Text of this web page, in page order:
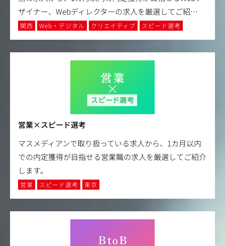
ザイナー、Webディレクターの求人を厳選してご紹…
関西 Web・デジタル クリエイティブ スピード選考
営業×スピード選考
マスメディアンで取り扱っている求人から、1カ月以内
での内定獲得が目指せる営業職の求人を厳選してご紹介
します。
営業 スピード選考 東京